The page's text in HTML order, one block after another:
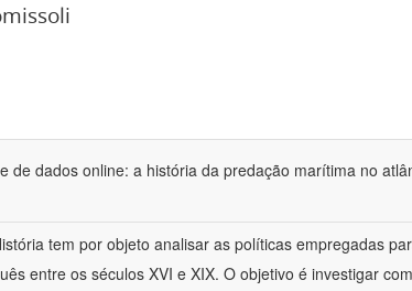
de dados online: a história da predação marítima no
tem por objeto analisar as políticas empregadas
entre os séculos XVI e XIX. O objetivo é investigar